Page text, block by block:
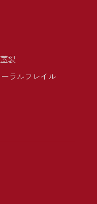
裂
ラルフレイル